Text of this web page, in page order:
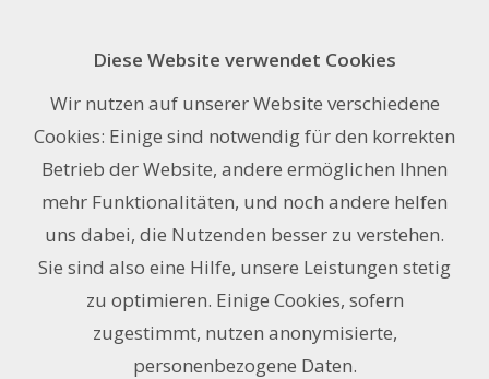
Anfrage
Name oder Firma *
E-Mail-Adresse *
Diese Website verwendet Cookies
Wir nutzen auf unserer Website verschiedene
Cookies: Einige sind notwendig für den korrekten
Betrieb der Website, andere ermöglichen Ihnen
mehr Funktionalitäten, und noch andere helfen
uns dabei, die Nutzenden besser zu verstehen.
Sie sind also eine Hilfe, unsere Leistungen stetig
zu optimieren. Einige Cookies, sofern
zugestimmt, nutzen anonymisierte,
personenbezogene Daten.